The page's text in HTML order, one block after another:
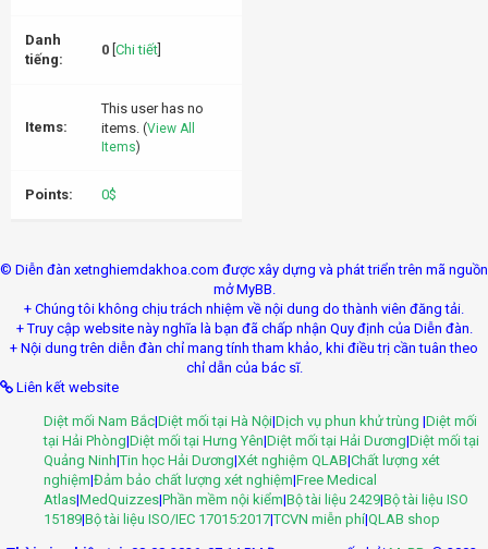
Danh
tiếng:
0 Chi tiết
Items:
This user has no
items. (View All
Items)
Points: 0$
© Diễn đàn xetnghiemdakhoa.com được xây dựng và phát triển trên mã nguồn
mở MyBB.
+ Chúng tôi không chịu trách nhiệm về nội dung do thành viên đăng tải.
+ Truy cập website này nghĩa là bạn đã chấp nhận Quy định của Diễn đàn.
+ Nội dung trên diễn đàn chỉ mang tính tham khảo, khi điều trị cần tuân theo
chỉ dẫn của bác sĩ.
Liên kết website
Diệt mối Nam Bắc|Diệt mối tại Hà Nội|Dịch vụ phun khử trùng |Diệt mối
tại Hải Phòng|Diệt mối tại Hưng Yên|Diệt mối tại Hải Dương|Diệt mối tại
Quảng Ninh|Tin học Hải Dương|Xét nghiệm QLAB|Chất lượng xét
nghiệm|Đảm bảo chất lượng xét nghiệm|Free Medical
Atlas|MedQuizzes|Phần mềm nội kiểm|Bộ tài liệu 2429|Bộ tài liệu ISO
15189|Bộ tài liệu ISO/IEC 17015:2017|TCVN miễn phí|QLAB shop